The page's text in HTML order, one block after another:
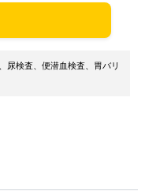
尿検査、便潜血検査、胃バリ